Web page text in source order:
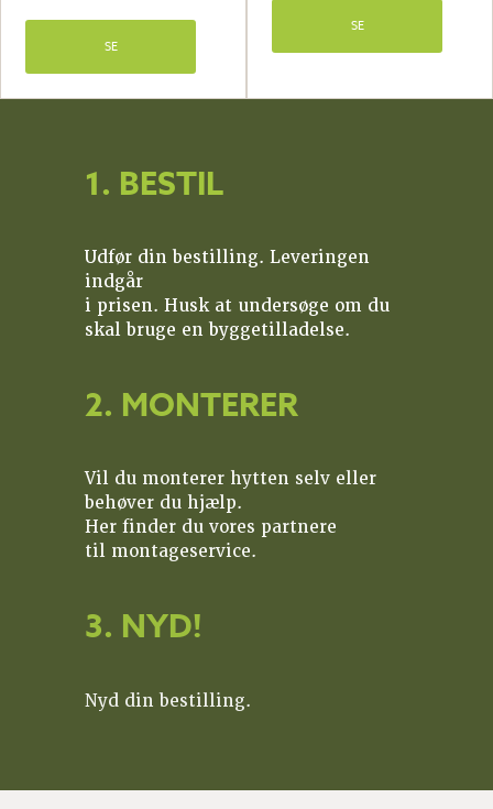
SE
SE
1. BESTIL
Udfør din bestilling. Leveringen
indgår
i prisen. Husk at undersøge om du
skal bruge en byggetilladelse.
2. MONTERER
Vil du monterer hytten selv eller
behøver du hjælp.
Her finder du vores partnere
til montageservice.
3. NYD!
Nyd din bestilling.